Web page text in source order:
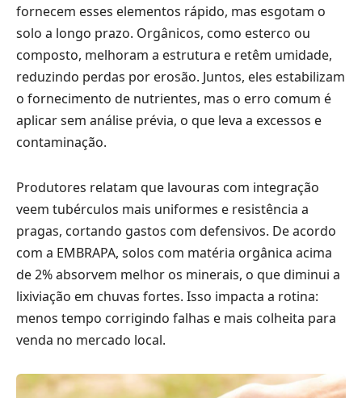
fornecem esses elementos rápido, mas esgotam o
solo a longo prazo. Orgânicos, como esterco ou
composto, melhoram a estrutura e retêm umidade,
reduzindo perdas por erosão. Juntos, eles estabilizam
o fornecimento de nutrientes, mas o erro comum é
aplicar sem análise prévia, o que leva a excessos e
contaminação.
Produtores relatam que lavouras com integração
veem tubérculos mais uniformes e resistência a
pragas, cortando gastos com defensivos. De acordo
com a EMBRAPA, solos com matéria orgânica acima
de 2% absorvem melhor os minerais, o que diminui a
lixiviação em chuvas fortes. Isso impacta a rotina:
menos tempo corrigindo falhas e mais colheita para
venda no mercado local.